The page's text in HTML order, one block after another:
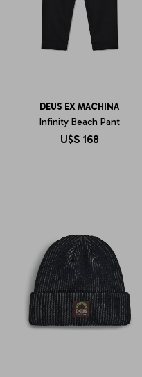
DEUS EX MACHINA
Infinity Beach Pant
U$S 168